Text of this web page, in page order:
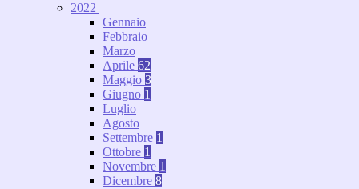
2022
Gennaio
Febbraio
Marzo
Aprile 62
Maggio 3
Giugno 1
Luglio
Agosto
Settembre 1
Ottobre 1
Novembre 1
Dicembre 8